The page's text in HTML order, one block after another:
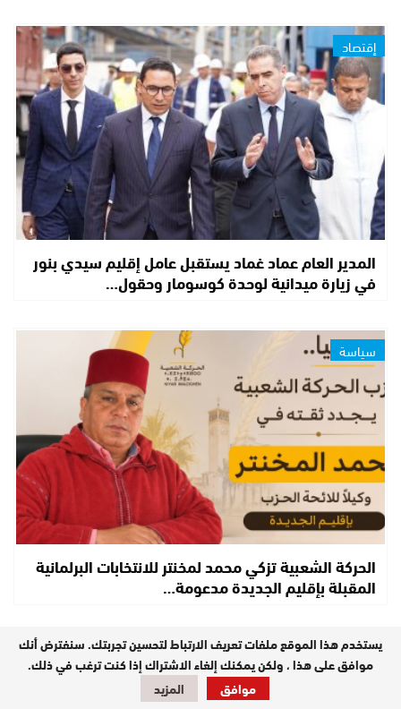
إقتصاد
المدير العام عماد غماد يستقبل عامل إقليم سيدي بنور
في زيارة ميدانية لوحدة كوسومار وحقول…
سياسة
الحركة الشعبية تزكي محمد لمخنتر للانتخابات البرلمانية
المقبلة بإقليم الجديدة مدعومة…
مستجدات
يستخدم هذا الموقع ملفات تعريف الارتباط لتحسين تجربتك. سنفترض أنك
موافق على هذا ، ولكن يمكنك إلغاء الاشتراك إذا كنت ترغب في ذلك.
موافق
المزيد